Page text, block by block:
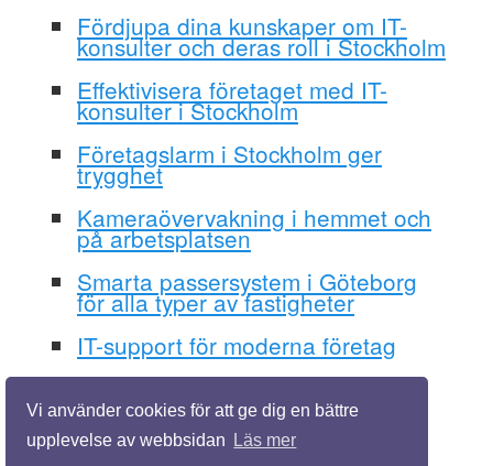
Vi använder cookies för att ge dig en bättre
upplevelse av webbsidan
Läs mer
Fördjupa dina kunskaper om IT-
konsulter och deras roll i Stockholm
Effektivisera företaget med IT-
konsulter i Stockholm
Företagslarm i Stockholm ger
trygghet
Kameraövervakning i hemmet och
på arbetsplatsen
Smarta passersystem i Göteborg
för alla typer av fastigheter
IT-support för moderna företag